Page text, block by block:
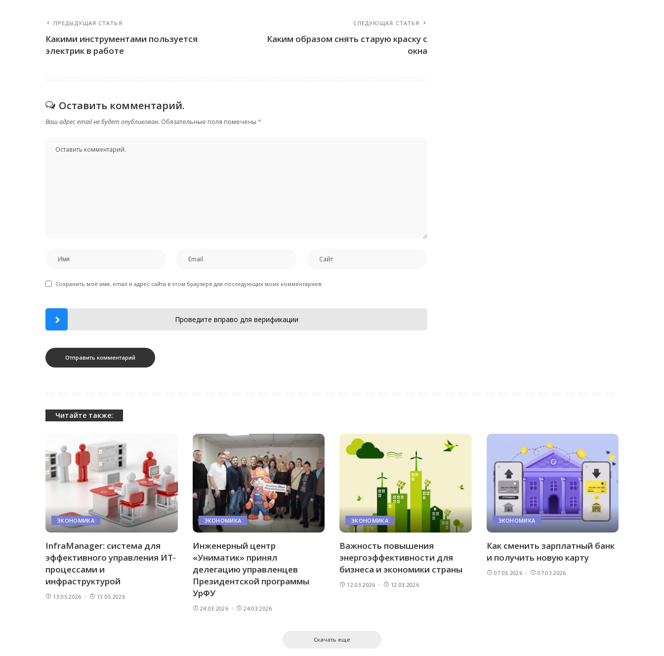
ПРЕДЫДУЩАЯ СТАТЬЯ
Какими инструментами пользуется
электрик в работе
СЛЕДУЮЩАЯ СТАТЬЯ
Каким образом снять старую краску с
окна
Оставить комментарий.
Ваш адрес email не будет опубликован. Обязательные поля помечены *
Сохранить моё имя, email и адрес сайта в этом браузере для последующих моих комментариев.
Проведите вправо для верификации
Читайте также:
ЭКОНОМИКА
InfraManager: система для
эффективного управления ИТ-
процессами и
инфраструктурой
13.05.2026 13.05.2026
ЭКОНОМИКА
Инженерный центр
«Униматик» принял
делегацию управленцев
Президентской программы
УрФУ
24.03.2026 24.03.2026
ЭКОНОМИКА
Важность повышения
энергоэффективности для
бизнеса и экономики страны
12.03.2026 12.03.2026
ЭКОНОМИКА
Как сменить зарплатный банк
и получить новую карту
07.03.2026 07.03.2026
Скачать еще